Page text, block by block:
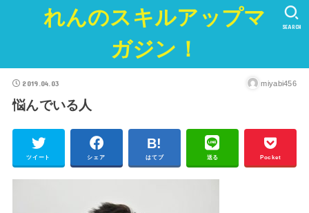
れんのスキルアップマ
ガジン！
SEARCH
2019.04.03 miyabi456
悩んでいる人
ツイート シェア はてブ 送る Pocket